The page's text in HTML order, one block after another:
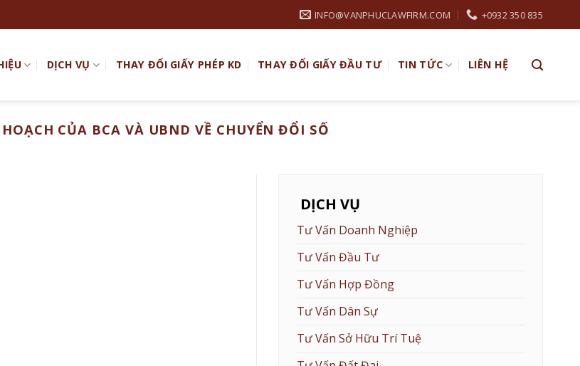
INFO@VANPHUCLAWFIRM.COM +0932 350 835
DỊCH VỤ THAY ĐỔI GIẤY PHÉP KD THAY ĐỔI GIẤY ĐẦU TƯ TIN TỨC LIÊN HỆ
HOẠCH CỦA BCA VÀ UBND VỀ CHUYỂN ĐỔI SỐ
DỊCH VỤ
Tư Vấn Doanh Nghiệp
Tư Vấn Đầu Tư
Tư Vấn Hợp Đồng
Tư Vấn Dân Sự
Tư Vấn Sở Hữu Trí Tuệ